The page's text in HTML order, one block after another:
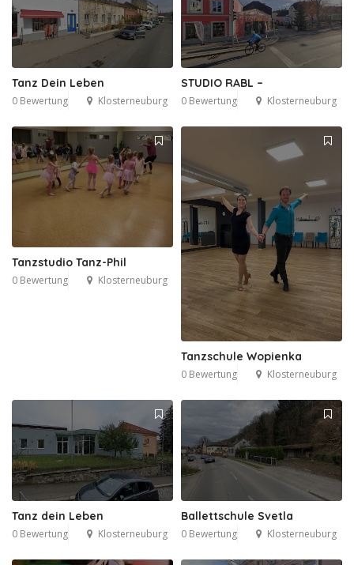
Tanz Dein Leben
0 Bewertung Klosterneuburg
STUDIO RABL –
0 Bewertung Klosterneuburg
Tanzstudio Tanz-Phil
0 Bewertung Klosterneuburg
Tanzschule Wopienka
0 Bewertung Klosterneuburg
Tanz dein Leben
0 Bewertung Klosterneuburg
Ballettschule Svetla
0 Bewertung Klosterneuburg